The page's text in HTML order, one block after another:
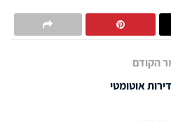
הקודם
אוטומטי